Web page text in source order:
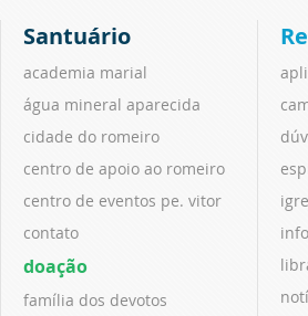
Santuário
academia marial
água mineral aparecida
cidade do romeiro
centro de apoio ao romeiro
centro de eventos pe. vitor
contato
doação
família dos devotos